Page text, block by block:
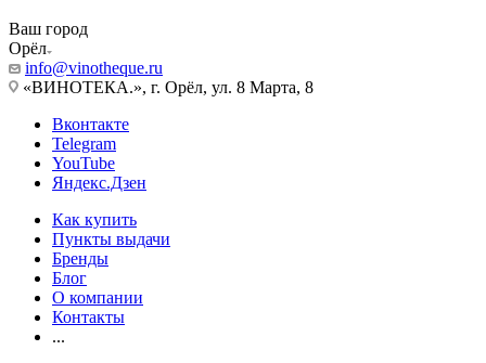
Ваш город
Орёл
info@vinotheque.ru
«ВИНОТЕКА.», г. Орёл, ул. 8 Марта, 8
Вконтакте
Telegram
YouTube
Яндекс.Дзен
Как купить
Пункты выдачи
Бренды
Блог
О компании
Контакты
...